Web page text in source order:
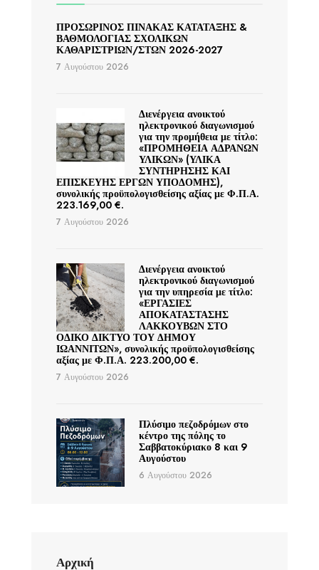
ΠΡΟΣΩΡΙΝΟΣ ΠΙΝΑΚΑΣ ΚΑΤΑΤΑΞΗΣ &
ΒΑΘΜΟΛΟΓΙΑΣ ΣΧΟΛΙΚΩΝ
ΚΑΘΑΡΙΣΤΡΙΩΝ/ΣΤΩΝ 2026-2027
7 Αυγούστου 2026
Διενέργεια ανοικτού
ηλεκτρονικού διαγωνισμού
για την προμήθεια με τίτλο:
«ΠΡΟΜΗΘΕΙΑ ΑΔΡΑΝΩΝ
ΥΛΙΚΩΝ» (ΥΛΙΚΑ
ΣΥΝΤΗΡΗΣΗΣ ΚΑΙ
ΕΠΙΣΚΕΥΗΣ ΕΡΓΩΝ ΥΠΟΔΟΜΗΣ),
συνολικής προϋπολογισθείσης αξίας με Φ.Π.Α.
223.169,00 €.
7 Αυγούστου 2026
Διενέργεια ανοικτού
ηλεκτρονικού διαγωνισμού
για την υπηρεσία με τίτλο:
«ΕΡΓΑΣΙΕΣ
ΑΠΟΚΑΤΑΣΤΑΣΗΣ
ΛΑΚΚΟΥΒΩΝ ΣΤΟ
ΟΔΙΚΟ ΔΙΚΤΥΟ ΤΟΥ ΔΗΜΟΥ
ΙΩΑΝΝΙΤΩΝ», συνολικής προϋπολογισθείσης
αξίας με Φ.Π.Α. 223.200,00 €.
7 Αυγούστου 2026
Πλύσιμο πεζοδρόμων στο
κέντρο της πόλης το
Σαββατοκύριακο 8 και 9
Αυγούστου
6 Αυγούστου 2026
Αρχική